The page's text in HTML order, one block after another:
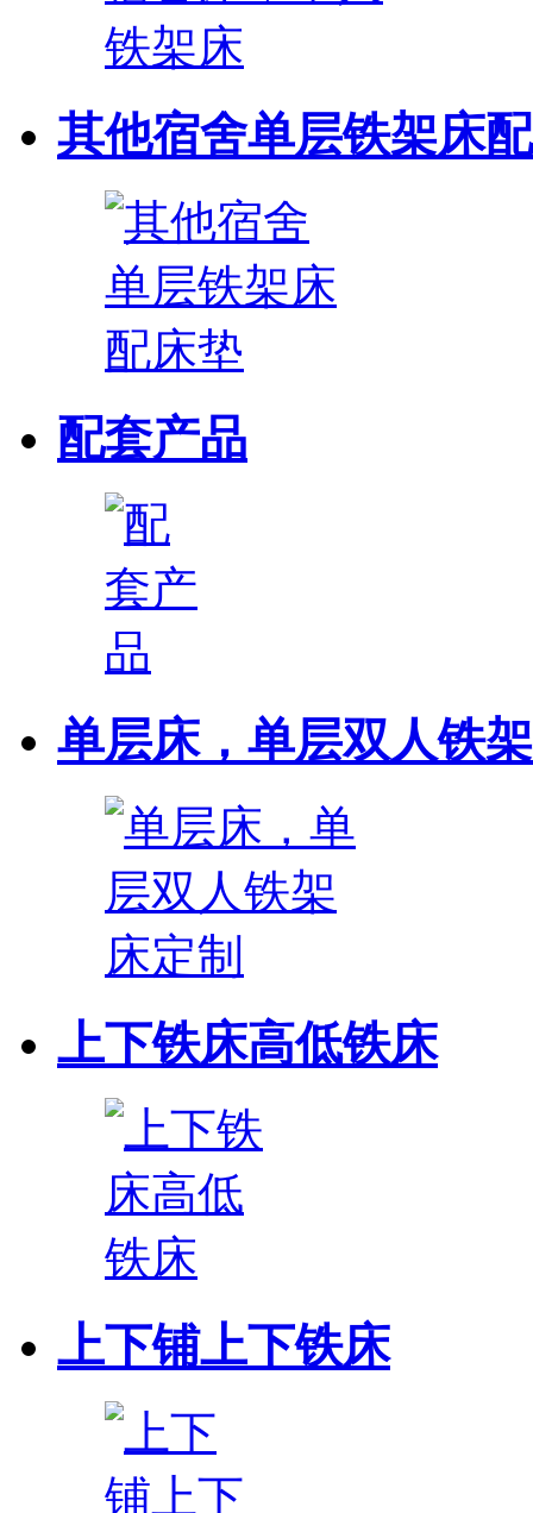
其他宿舍单层铁架床
配套产品
单层床，单层双人铁
上下铁床高低铁床
上下铺上下铁床